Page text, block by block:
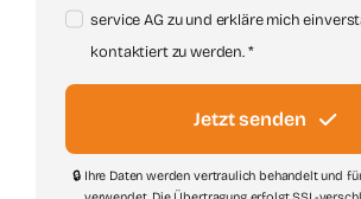
service AG zu und erkläre mich
kontaktiert zu werden. *
Jetzt senden
🔒 Ihre Daten werden vertraulich behandelt und